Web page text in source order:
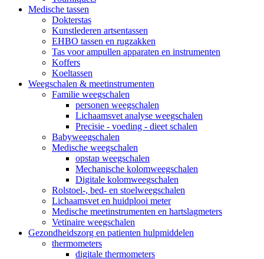
Medische tassen
Dokterstas
Kunstlederen artsentassen
EHBO tassen en rugzakken
Tas voor ampullen apparaten en instrumenten
Koffers
Koeltassen
Weegschalen & meetinstrumenten
Familie weegschalen
personen weegschalen
Lichaamsvet analyse weegschalen
Precisie - voeding - dieet schalen
Babyweegschalen
Medische weegschalen
opstap weegschalen
Mechanische kolomweegschalen
Digitale kolomweegschalen
Rolstoel-, bed- en stoelweegschalen
Lichaamsvet en huidplooi meter
Medische meetinstrumenten en hartslagmeters
Vetinaire weegschalen
Gezondheidszorg en patienten hulpmiddelen
thermometers
digitale thermometers